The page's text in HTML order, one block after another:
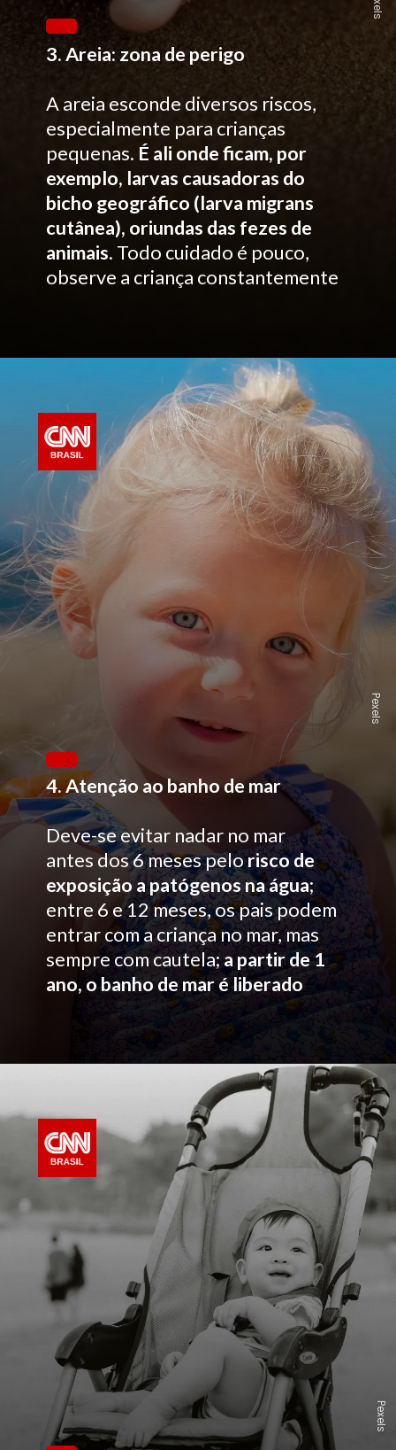
3. Areia: zona de perigo
A areia esconde diversos riscos,
especialmente para crianças
pequenas. É ali onde ficam, por
exemplo, larvas causadoras do
bicho geográfico (larva migrans
cutânea), oriundas das fezes de
animais. Todo cuidado é pouco,
observe a criança constantemente
4. Atenção ao banho de mar
Deve-se evitar nadar no mar
antes dos 6 meses pelorisco de
exposição a patógenos na água;
entre 6 e 12 meses, os pais podem
entrar com a criança no mar, mas
sempre com cautela; a partir de 1
ano, o banho de mar é liberado
Pexels
Pexels